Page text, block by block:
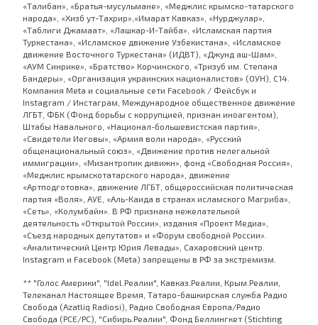
«Талибан», «Братья-мусульмане», «Меджлис крымско-татарского
народа», «Хизб ут-Тахрир»,«Имарат Кавказ», «Нурджулар»,
«Таблиги Джамаат», «Лашкар-И-Тайба», «Исламская партия
Туркестана», «Исламское движение Узбекистана», «Исламское
движение Восточного Туркестана» (ИДВТ), «Джунд аш-Шам»,
«АУМ Синрике», «Братство» Корчинского, «Тризуб им. Степана
Бандеры», «Организация украинских националистов» (ОУН), С14.
Компания Meta и социальные сети Facebook / Фейсбук и
Instagram / Инстаграм, Международное общественное движение
ЛГБТ, ФБК (Фонд борьбы с коррупцией, признан иноагентом),
Штабы Навального, «Национал-большевистская партия»,
«Свидетели Иеговы», «Армия воли народа», «Русский
общенациональный союз», «Движение против нелегальной
иммиграции», «Мизантропик дивижн», фонд «Свободная Россия»,
«Меджлис крымскотатарского народа», движение
«Артподготовка», движение ЛГБТ, общероссийская политическая
партия «Воля», АУЕ, «Аль-Каида в странах исламского Магриба»,
«Сеть», «Колумбайн». В РФ признана нежелательной
деятельность «Открытой России», издания «Проект Медиа»,
«Съезд народных депутатов» и «Форум свободной России».
«Аналитический Центр Юрия Левады», Сахаровский центр.
Instagram и Facebook (Metа) запрещены в РФ за экстремизм.
** "Голос Америки", "Idel.Реалии", Кавказ.Реалии, Крым.Реалии,
Телеканал Настоящее Время, Татаро-башкирская служба Радио
Свобода (Azatliq Radiosi), Радио Свободная Европа/Радио
Свобода (PCE/PC), "Сибирь.Реалии", Фонд Беллингкет (Stichting